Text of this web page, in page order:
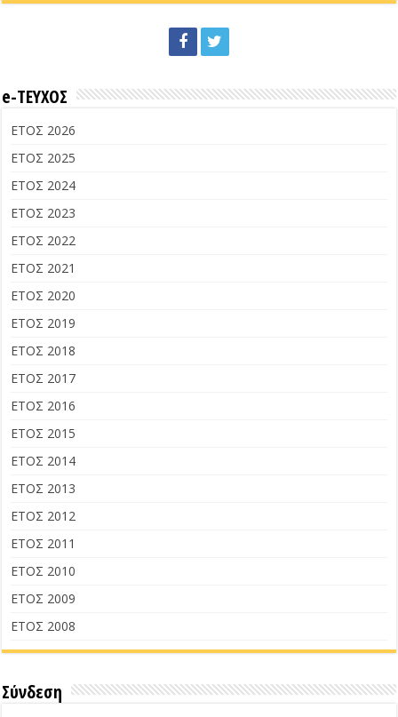
e-ΤΕΥΧΟΣ
ΕΤΟΣ 2026
ΕΤΟΣ 2025
ΕΤΟΣ 2024
ΕΤΟΣ 2023
ΕΤΟΣ 2022
ΕΤΟΣ 2021
ΕΤΟΣ 2020
ΕΤΟΣ 2019
ΕΤΟΣ 2018
ΕΤΟΣ 2017
ΕΤΟΣ 2016
ΕΤΟΣ 2015
ΕΤΟΣ 2014
ΕΤΟΣ 2013
ΕΤΟΣ 2012
ΕΤΟΣ 2011
ΕΤΟΣ 2010
ΕΤΟΣ 2009
ΕΤΟΣ 2008
Σύνδεση